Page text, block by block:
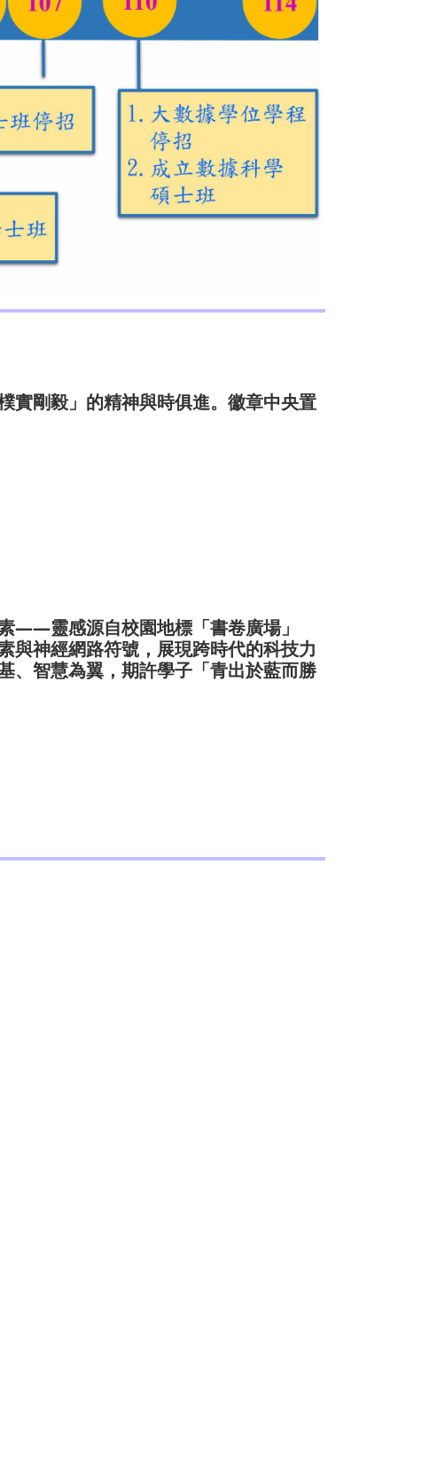
實剛毅」的精神與時俱進。徽章中央置
——靈感源自校園地標「書卷廣場」
與神經網路符號，展現跨時代的科技力
、智慧為翼，期許學子「青出於藍而勝